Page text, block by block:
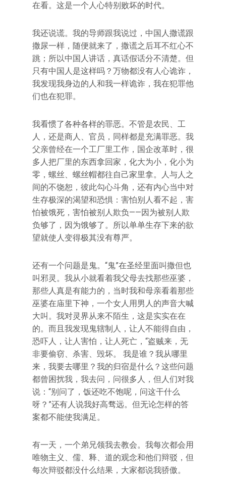
在看。这是一个人心特别败坏的时代。
我还说谎。我的导师跟我说过，中国人撒谎跟
撒尿一样，随便就来了，撒谎之后耳不红心不
跳；所以中国人讲话，真话假话分不清楚。但
只有中国人是这样吗？万物都没有人心诡诈，
我发现我身边的人和我一样诡诈，我在犯罪他
们也在犯罪。
我看惯了各种各样的罪恶。不管是农民、工
人，还是商人、官员，同样都是充满罪恶。我
父亲曾经在一个工厂里工作，国企改革时，很
多人把厂里的东西拿回家，化大为小，化小为
零，螺丝、螺丝帽都往自己家里拿。人与人之
间的不饶恕，彼此勾心斗角，还有内心当中对
生存极深的渴望和恐惧：害怕别人看不起，害
怕被饿死，害怕被别人欺负——因为被别人欺
负够了，因为饿够了。所以单单生存下来的欲
望就使人变得极其没有尊严。
还有一个问题是鬼。“鬼”在圣经里面叫撒但也
叫邪灵。我从小就看着我父母去找那些巫婆，
那些人真是有能力的，当时我和母亲看着那些
巫婆在庙里下神，一个女人用男人的声音大喊
大叫。我对灵界从来不陌生，这是实实在在
的。而且我发现鬼辖制人，让人不能得自由，
恐吓人，让人害怕，让人死亡，“盗贼来，无
非要偷窃、杀害、毁坏。 我是谁？我从哪里
来，我要去哪里？我的归宿是什么？这些问题
都曾困扰我，我去问，问很多人，但人们对我
说：“别问了，饭还吃不饱呢，问这干什么
呀？”还有人说我好高骛远。但无论怎样的答
案都不能使我满足。
有一天，一个弟兄领我去教会。我每次都会用
唯物主义、儒、释、道的观念和他们辩驳，但
每次辩驳都没什么结果，大家都说我骄傲。